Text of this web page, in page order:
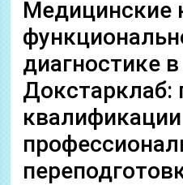
Медицинские
диагностике